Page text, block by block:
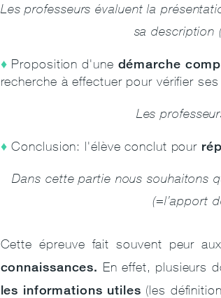
Les professeurs évaluent la
sa description
Proposition d'une démarche
recherche à effectuer pour vérifier
Les
Conclusion: l'élève conclut pour
Dans cette partie nous souhaitons
(=l’apport
Cette épreuve fait souvent peur
connaissances. En effet, plusieurs
les informations utiles (les